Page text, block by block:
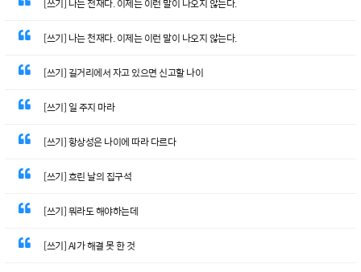
[쓰기] 나는 천재다. 이제는 이런 말이 나오지 않는다.
[쓰기] 나는 천재다. 이제는 이런 말이 나오지 않는다.
[쓰기] 길거리에서 자고 있으면 신고할 나이
[쓰기] 일 주지 마라
[쓰기] 항상성은 나이에 따라 다르다
[쓰기] 흐린 날의 집구석
[쓰기] 뭐라도 해야하는데
[쓰기] AI가 해결 못 한 것